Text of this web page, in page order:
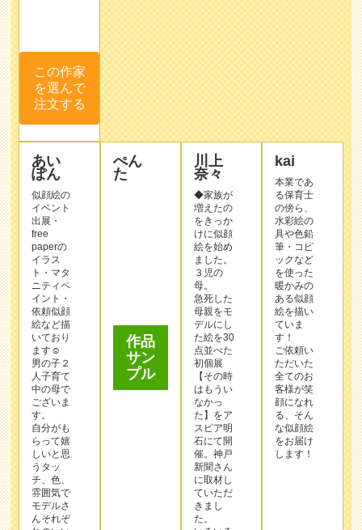
注文する
あい
ぽん
イベント
出展・
paperの
イラス
ト・マタ
ニティペ
イント・
依頼似顔
絵など描
いており
ます☺︎
男の子２
人子育て
中の母で
ございま
す。
自分がも
らって嬉
しいと思
うタッ
チ、色、
雰囲気で
モデルさ
んそれぞ
れのいい
ところを
生かす絵
を描くこ
ぺん
た
川上
奈々
増えたの
をきっか
絵を始め
ました。
３児の
母。
急死した
母親をモ
デルにし
た絵を30
点並べた
初個展
【その時
はもうい
なかっ
た】をア
スピア明
石にて開
催。神戸
新聞さん
に取材し
ていただ
きまし
た。
いろいろ
な経験を
活かし
て、人間
kai
本業であ
の傍ら、
具や色鉛
筆・コピ
ックなど
を使った
暖かみの
ある似顔
絵を描い
ていま
す！
ご依頼い
ただいた
全てのお
客様が笑
顔になれ
る、そん
な似顔絵
をお届け
します！